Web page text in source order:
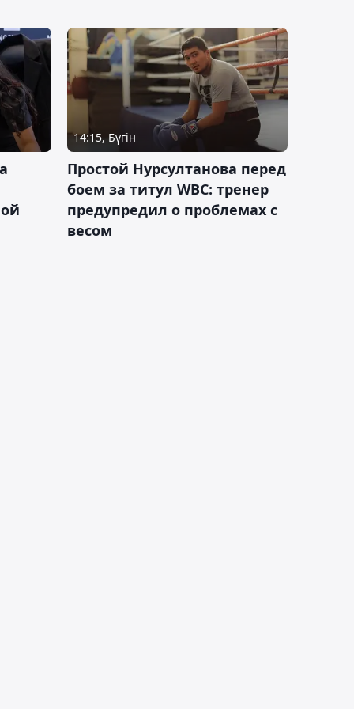
14:15, Бүгін
Простой Нурсултанова перед
боем за титул WBC: тренер
предупредил о проблемах с
весом